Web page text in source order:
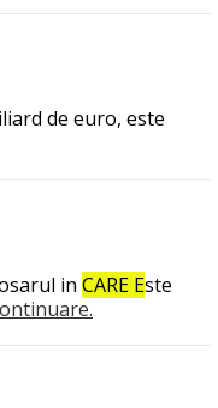
de euro, este
in CARE Este